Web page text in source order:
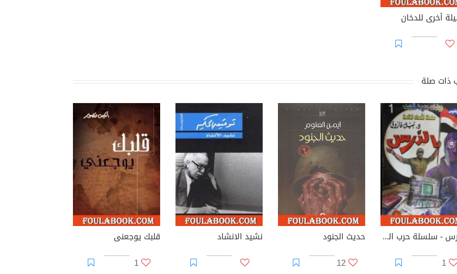
أخرى للدخان
ذات صلة
الدرس - سلسلة حرب الجواسيس
1
حديث الجنود
12
نشيد الانشاد
قلبك يوجعنى
1